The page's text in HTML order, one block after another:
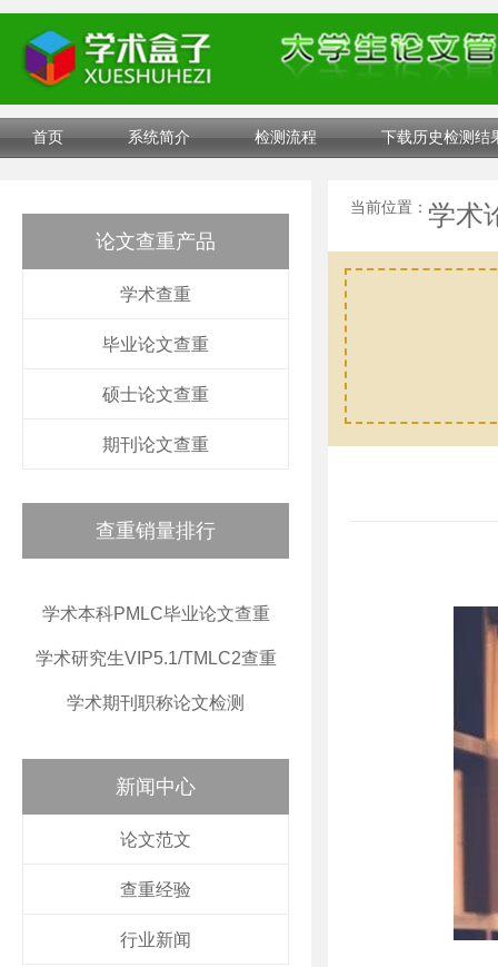
首页 系统简介 检测流程 下载历史检测结
论文查重产品
学术查重
毕业论文查重
硕士论文查重
期刊论文查重
查重销量排行
学术本科PMLC毕业论文查重
学术研究生VIP5.1/TMLC2查重
学术期刊职称论文检测
新闻中心
论文范文
查重经验
行业新闻
当前位置： 学术